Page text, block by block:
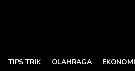
TIPS TRIK OLAHRAGA EKONOMI